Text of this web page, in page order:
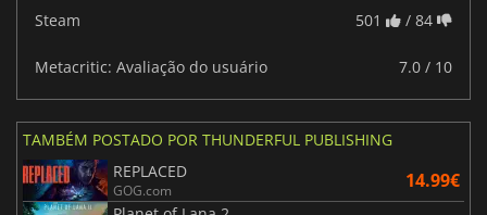
Steam 501 / 84
Metacritic: Avaliação do usuário 7.0 / 10
TAMBÉM POSTADO POR THUNDERFUL PUBLISHING
REPLACED
GOG.com 14.99€